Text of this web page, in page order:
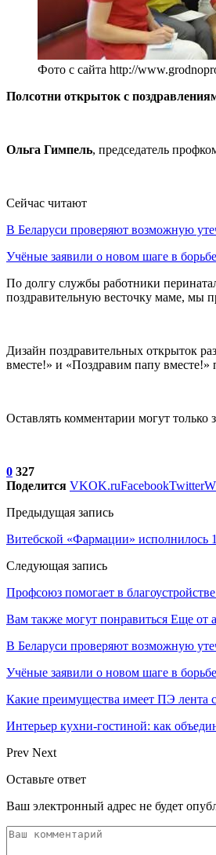
Фото с сайта http://
Полсотни открыток с
Ольга Гимпель, председатель
Сейчас читают
В Беларуси проверяют возможную
Учёные заявили о новом шаге в
По долгу службы работники
поздравительную весточку маме, мы
Дизайн поздравительных открыток
вместе!» и «Поздравим папу
Оставлять комментарии могут только
0 327
Поделится VKOK.ruFacebookTwitter
Предыдущая запись
Витебской «Фармации» исполнилось
Следующая запись
Профсоюз помогает в
Вам также могут понравиться Еще от
В Беларуси проверяют возможную
Учёные заявили о новом шаге в
Какие преимущества имеет ПЭ лента
Интерьер кухни-гостиной: как
Prev Next
Оставьте ответ
Ваш электронный адрес не будет